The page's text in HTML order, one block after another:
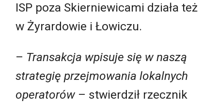
ISP poza Skierniewicami działa też
w Żyrardowie i Łowiczu.
– Transakcja wpisuje się w naszą
strategię przejmowania lokalnych
operatorów– stwierdził rzecznik